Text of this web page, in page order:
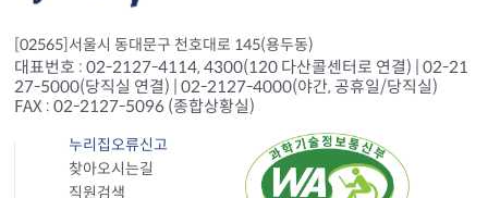
[02565]서울시 동대문구 천호대로 145(용두동)
대표번호 : 02-2127-4114, 4300(120 다산콜센터로 연결) | 02-21
27-5000(당직실 연결) | 02-2127-4000(야간, 공휴일/당직실)
FAX : 02-2127-5096 (종합상황실)
누리집오류신고
찾아오시는길
직원검색